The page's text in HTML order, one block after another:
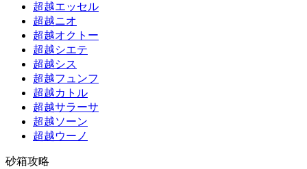
超越エッセル
超越ニオ
超越オクトー
超越シエテ
超越シス
超越フュンフ
超越カトル
超越サラーサ
超越ソーン
超越ウーノ
砂箱攻略